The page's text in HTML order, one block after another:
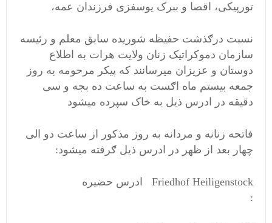
تورپیکی، اقصا و ببرک یوسفزی فرزندان عمه،
نسبت درګذشت حفیظه شوریده سابق معلم و رئیسه
سازمان دموکراتیک زنان ولایت هرات به اطلاع
دوستان و عزیزان میرسانند که پیکر مرحومه به روز
جمعه بیستم ماه اګست به ساعت ده بجه و سی
دقیقه در ادرس ذیل به خاک سپرده میشود
فاتحه زنانه و مردانه به روز مذکور از ساعت دو الی
چهار بعد از ظهر در ادرس ذیل ګرفته میشود:
Friedhof Heiligenstock ادرس حضیره
: